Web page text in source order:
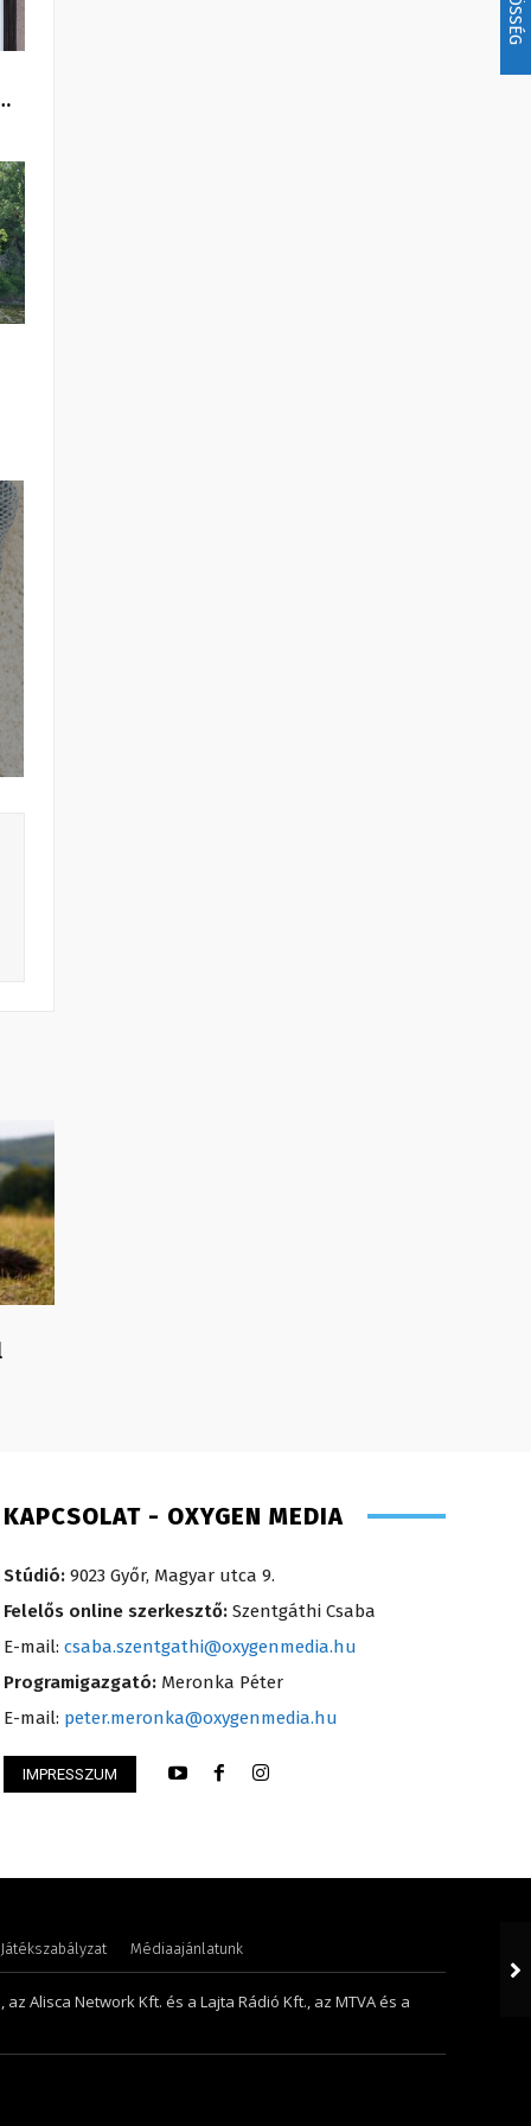
– sales manager – 2017
KAPCSOLAT - OXYGEN MEDIA
Stúdió: 9023 Győr, Magyar utca 9.
Felelős online szerkesztő: Szentgáthi Csaba
E-mail: csaba.szentgathi@oxygenmedia.hu
Programigazgató: Meronka Péter
E-mail: peter.meronka@oxygenmedia.hu
IMPRESSZUM
Játékszabályzat Médiaajánlatunk
Alisca Network Kft. és a Lajta Rádió Kft., az MTVA és a